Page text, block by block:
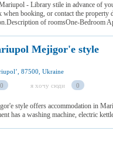
- Library stile in advance of
when booking, or contact the property
of roomsOne-Bedroom
Mejigor'e style
87500, Ukraine
0 я хочу сюди 0
style offers accommodation in
has a washing machine, electric